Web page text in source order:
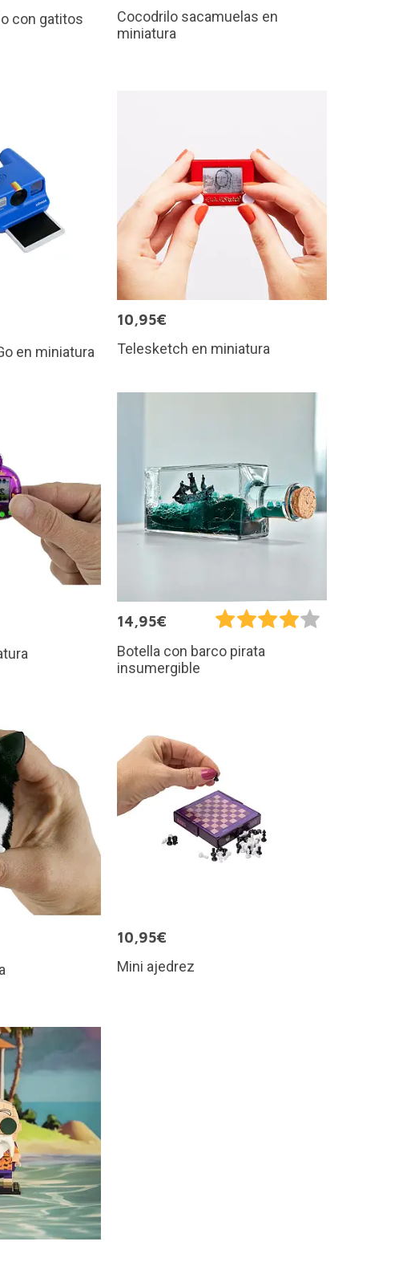
con gatitos
Cocodrilo sacamuelas en
miniatura
en miniatura
10,95€
Telesketch en miniatura
14,95€
Botella con barco pirata
insumergible
10,95€
Mini ajedrez